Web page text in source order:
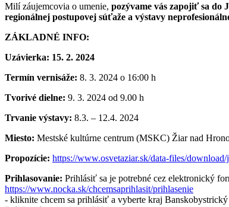
Milí záujemcovia o umenie, pozývame vás zapojiť sa do
regionálnej postupovej súťaže a výstavy
ZÁKLADNÉ INFO:
Uzávierka: 15. 2. 2024
Termín vernisáže: 8. 3. 2024 o 16:00 h
Tvorivé dielne: 9. 3. 2024 od 9.00 h
Trvanie výstavy: 8.3. – 12.4. 2024
Miesto: Mestské kultúrne centrum (MSKC) Žiar nad
Propozície: https://www.osvetaziar.sk/data-files/
Prihlasovanie: Prihlásiť sa je potrebné cez elektronický
https://www.nocka.sk/chcemsaprihlasit/prihlasenie
- kliknite chcem sa prihlásiť a vyberte kraj